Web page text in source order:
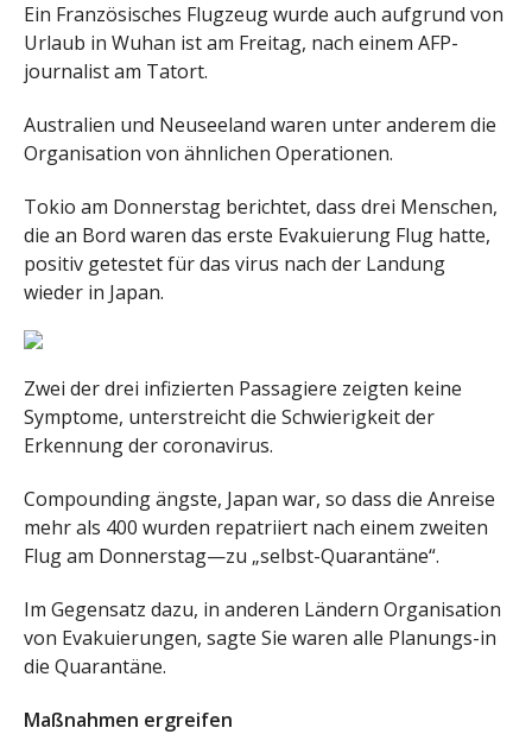
Ein Französisches Flugzeug wurde auch aufgrund von
Urlaub in Wuhan ist am Freitag, nach einem AFP-
journalist am Tatort.
Australien und Neuseeland waren unter anderem die
Organisation von ähnlichen Operationen.
Tokio am Donnerstag berichtet, dass drei Menschen,
die an Bord waren das erste Evakuierung Flug hatte,
positiv getestet für das virus nach der Landung
wieder in Japan.
Zwei der drei infizierten Passagiere zeigten keine
Symptome, unterstreicht die Schwierigkeit der
Erkennung der coronavirus.
Compounding ängste, Japan war, so dass die Anreise
mehr als 400 wurden repatriiert nach einem zweiten
Flug am Donnerstag—zu „selbst-Quarantäne“.
Im Gegensatz dazu, in anderen Ländern Organisation
von Evakuierungen, sagte Sie waren alle Planungs-in
die Quarantäne.
Maßnahmen ergreifen